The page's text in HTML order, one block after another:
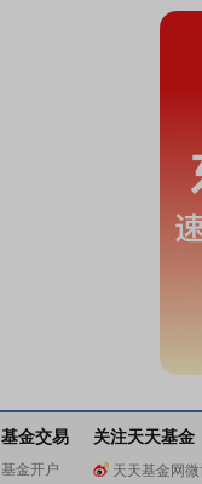
基金交易
基金开户
关注天天基金
天天基金网微